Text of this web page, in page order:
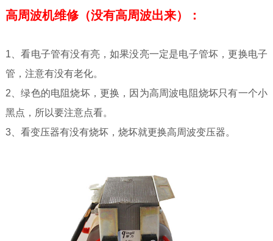
高周波机维修（没有高周波出来）：
1、看电子管有没有亮，如果没亮一定是电子管坏，更换电子
管，注意有没有老化。
2、绿色的电阻烧坏，更换，因为高周波电阻烧坏只有一个小
黑点，所以要注意点看。
3、看变压器有没有烧坏，烧坏就更换高周波变压器。